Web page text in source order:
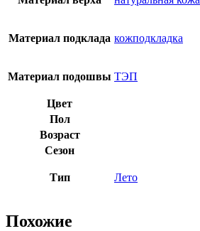
Материал подклада кожподкладка
Материал подошвы ТЭП
Цвет
Пол
Возраст
Сезон
Тип Лето
Похожие